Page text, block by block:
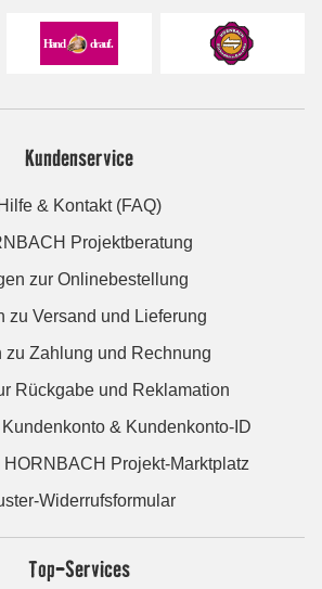
Kundenservice
Hilfe & Kontakt (FAQ)
Projektberatung
zur Onlinebestellung
zu Versand und Lieferung
zu Zahlung und Rechnung
Rückgabe und Reklamation
& Kundenkonto-ID
HORNBACH Projekt-Marktplatz
Widerrufsformular
Top-Services